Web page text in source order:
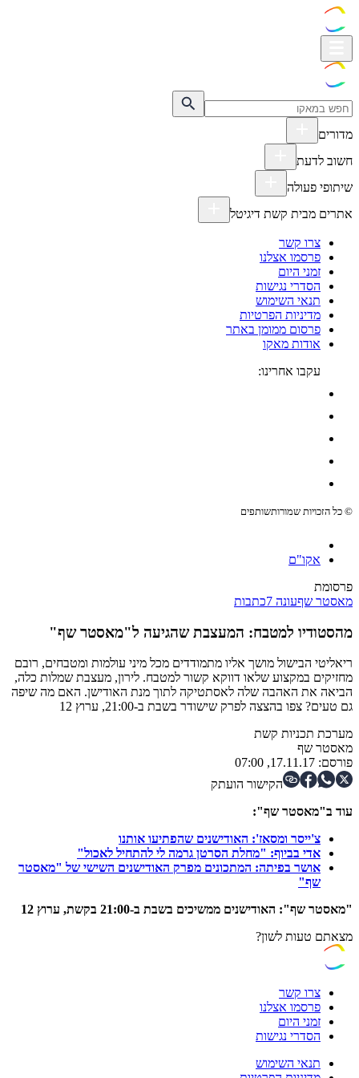
מדורים
חשוב לדעת
שיתופי פעולה
אתרים מבית קשת דיגיטל
צרו קשר
פרסמו אצלנו
זמני היום
הסדרי נגישות
תנאי השימוש
מדיניות הפרטיות
פרסום ממומן באתר
אודות מאקו
עקבו אחרינו:
© כל הזכויות שמורותשותפים
אקו"ם
פרסומת
מאסטר שףעונה 7 כתבות
מהסטודיו למטבח: המעצבת שהגיעה ל"מאסטר שף"
ריאליטי הבישול מושך אליו מתמודדים מכל מיני עולמות ומטבחים, רובם
מחזיקים במקצוע שלאו דווקא קשור למטבח. לירון, מעצבת שמלות כלה,
הביאה את האהבה שלה לאסתטיקה לתוך מנת האודישן. האם מה שיפה
גם טעים? צפו בהצצה לפרק שישודר בשבת ב-21:00, ערוץ 12
מערכת תכניות קשת
מאסטר שף
פורסם: 17.11.17, 07:00
הקישור הועתק
עוד ב"מאסטר שף":
צ'ייסר ומסאז': האודישנים שהפתיעו אותנו
אדי בביוף: "מחלת הסרטן גרמה לי להתחיל לאכול"
אושר בפיתה: המתכונים מפרק האודישנים השישי של "מאסטר
שף"
"מאסטר שף": האודישנים ממשיכים בשבת ב-21:00 בקשת, ערוץ 12
מצאתם טעות לשון?
צרו קשר
פרסמו אצלנו
זמני היום
הסדרי נגישות
תנאי השימוש